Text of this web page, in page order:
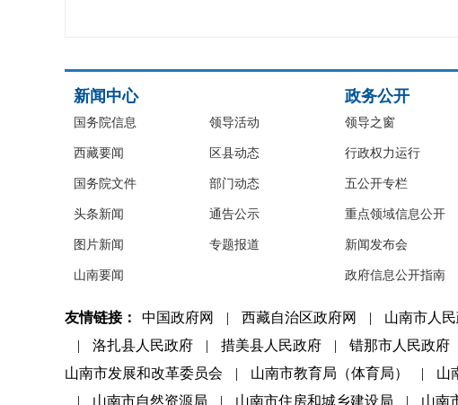
新闻中心
国务院信息
西藏要闻
国务院文件
头条新闻
图片新闻
山南要闻
领导活动
区县动态
部门动态
通告公示
专题报道
政务公开
领导之窗
行政权力运行
五公开专栏
重点领域信息公开
新闻发布会
政府信息公开指南
友情链接： 中国政府网 | 西藏自治区政府网 | 山南市人
|
洛扎县人民政府 | 措美县人民政府 | 错那市人民政府
山南市发展和改革委员会
| 山南市教育局（体育局） | 山
|
山南市自然资源局 | 山南市住房和城乡建设局 | 山南